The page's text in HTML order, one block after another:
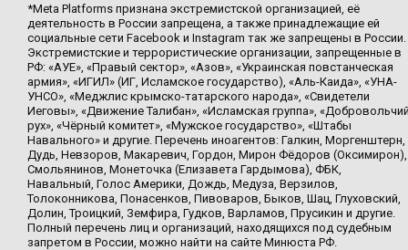
*Meta Platforms признана экстремистской организацией, её
деятельность в России запрещена, а также принадлежащие ей
социальные сети Facebook и Instagram так же запрещены в России.
Экстремистские и террористические организации, запрещенные в
РФ: «АУЕ», «Правый сектор», «Азов», «Украинская повстанческая
армия», «ИГИЛ» (ИГ, Исламское государство), «Аль-Каида», «УНА-
УНСО», «Меджлис крымско-татарского народа», «Свидетели
Иеговы», «Движение Талибан», «Исламская группа»,
рух», «Чёрный комитет», «Мужское государство», «Штабы
Навального» и другие. Перечень иноагентов: Галкин, Моргенштерн,
Дудь, Невзоров, Макаревич, Гордон, Мирон Фёдоров (Оксимирон),
Смольянинов, Монеточка (Елизавета Гардымова), ФБК,
Навальный, Голос Америки, Дождь, Медуза, Верзилов,
Толоконникова, Понасенков, Пивоваров, Быков, Шац, Глуховский,
Долин, Троицкий, Земфира, Гудков, Варламов, Прусикин и другие.
Полный перечень лиц и организаций, находящихся под судебным
запретом в России, можно найти на сайте Минюста РФ.